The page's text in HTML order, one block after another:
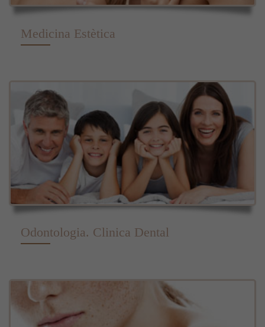
Medicina Estètica
Odontologia. Clinica Dental